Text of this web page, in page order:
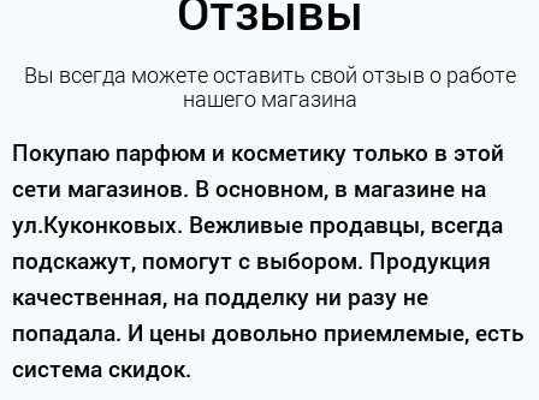
Вы всегда можете оставить свой отзыв о работе
нашего магазина
Покупаю парфюм и косметику только в этой
сети магазинов. В основном, в магазине на
ул.Куконковых. Вежливые продавцы, всегда
подскажут, помогут с выбором. Продукция
качественная, на подделку ни разу не
попадала. И цены довольно приемлемые, есть
система скидок.